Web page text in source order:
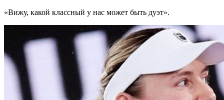
«Вижу, какой классный у нас может быть дуэт».